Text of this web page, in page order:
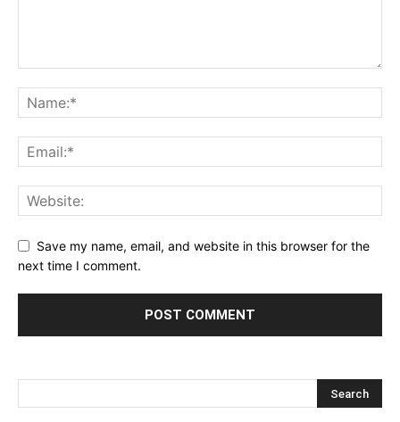
Save my name, email, and website in this browser for the
next time I comment.